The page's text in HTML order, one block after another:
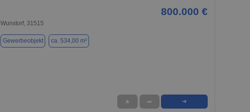
800.000 €
Wunstorf, 31515
Gewerbeobjekt ca. 534,00 m²
★ ➦ ➜